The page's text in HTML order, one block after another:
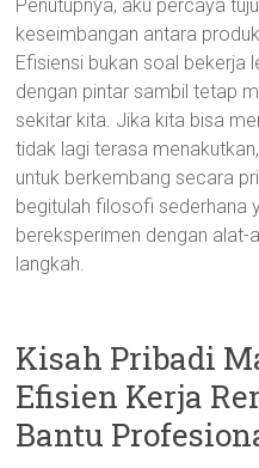
Penutupnya, aku percaya
keseimbangan antara
Efisiensi bukan soal bekerja
dengan pintar sambil tetap
sekitar kita. Jika kita bisa
tidak lagi terasa
untuk berkembang secara
begitulah filosofi sederhana
bereksperimen dengan alat-
langkah.
Kisah Pribadi
Efisien Kerja
Bantu